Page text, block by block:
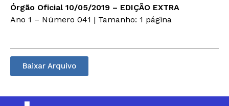
Órgão Oficial 10/05/2019 – EDIÇÃO EXTRA
Ano 1 – Número 041 | Tamanho: 1 página
Baixar Arquivo